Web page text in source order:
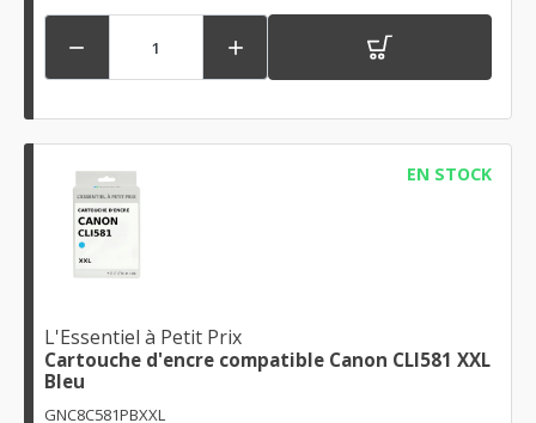
 
EN STOCK
L'Essentiel à Petit Prix
Cartouche d'encre compatible Canon CLI581 XXL
Bleu
GNC8C581PBXXL